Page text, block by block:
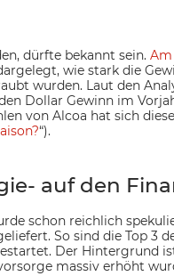
dürfte bekannt sein.
wie stark die
wurden. Laut den
Dollar Gewinn im
von Alcoa hat sich
“).
auf den
schon reichlich
So sind die Top 3
Der Hintergrund
massiv erhöht